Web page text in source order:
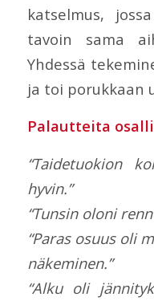
katselmus,
tavoin sama
Yhdessä
ja toi porukkaan
Palautteita
“Taidetuokion
hyvin.”
“Tunsin oloni
“Paras osuus oli
näkeminen.”
“Alku oli